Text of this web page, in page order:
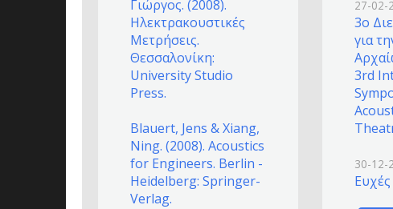
Γιώργος. (2008).
Ηλεκτρακουστικές
Μετρήσεις.
Θεσσαλονίκη:
University Studio
Press.
Blauert, Jens & Xiang,
Ning. (2008). Acoustics
for Engineers. Berlin -
Heidelberg: Springer-
Verlag.
27-02-
3o
για
3rd
30-12-